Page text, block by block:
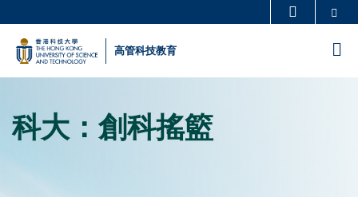
main
content
科大新聞
教授簡錄
高管科技教育
Text
Area
科大：創科搖籃